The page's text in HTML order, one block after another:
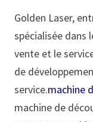
Golden Laser,
spécialisée dans
vente et le
de
service.machine
machine de